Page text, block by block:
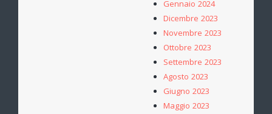
Gennaio 2024
Dicembre 2023
Novembre 2023
Ottobre 2023
Settembre 2023
Agosto 2023
Giugno 2023
Maggio 2023